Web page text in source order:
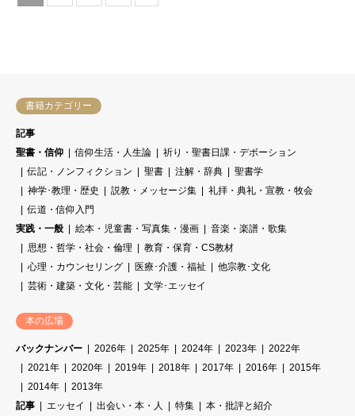
書籍カテゴリー
記事
聖書・信仰
信仰生活・人生論
祈り・聖書日課・デボーション
伝記・ノンフィクション
聖書 注解・辞典
聖書学
神学･教理・歴史
説教・メッセージ集
礼拝・典礼・宣教・牧会
伝道・信仰入門
実践・一般
絵本・児童書・写真集・漫画
音楽・楽譜・歌集
思想・哲学・社会・倫理
教育・保育・CS教材
心理・カウンセリング
医療･介護・福祉
他宗教･文化
芸術・建築・文化・芸能
文学･エッセイ
本の広場
バックナンバー 2026年 2025年 2024年 2023年
2022年
2021年
2020年 2019年 2018年 2017年 2016年
2015年
2014年
2013年
記事
エッセイ 出会い・本・人 特集
本・批評と紹介